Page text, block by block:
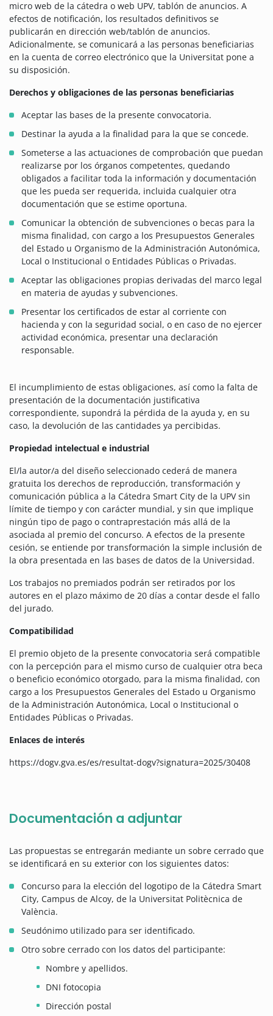
micro web de la cátedra o web UPV, tablón de anuncios. A
efectos de notificación, los resultados definitivos se
publicarán en dirección web/tablón de anuncios.
Adicionalmente, se comunicará a las personas beneficiarias
en la cuenta de correo electrónico que la Universitat pone a
su disposición.
Derechos y obligaciones de las personas beneficiarias
Aceptar las bases de la presente convocatoria.
Destinar la ayuda a la finalidad para la que se concede.
Someterse a las actuaciones de comprobación que puedan
realizarse por los órganos competentes, quedando
obligados a facilitar toda la información y documentación
que les pueda ser requerida, incluida cualquier otra
documentación que se estime oportuna.
Comunicar la obtención de subvenciones o becas para la
misma finalidad, con cargo a los Presupuestos Generales
del Estado u Organismo de la Administración Autonómica,
Local o Institucional o Entidades Públicas o Privadas.
Aceptar las obligaciones propias derivadas del marco legal
en materia de ayudas y subvenciones.
Presentar los certificados de estar al corriente con
hacienda y con la seguridad social, o en caso de no ejercer
actividad económica, presentar una declaración
responsable.
El incumplimiento de estas obligaciones, así como la falta de
presentación de la documentación justificativa
correspondiente, supondrá la pérdida de la ayuda y, en su
caso, la devolución de las cantidades ya percibidas.
Propiedad intelectual e industrial
El/la autor/a del diseño seleccionado cederá de manera
gratuita los derechos de reproducción, transformación y
comunicación pública a la Cátedra Smart City de la UPV sin
límite de tiempo y con carácter mundial, y sin que implique
ningún tipo de pago o contraprestación más allá de la
asociada al premio del concurso. A efectos de la presente
cesión, se entiende por transformación la simple inclusión de
la obra presentada en las bases de datos de la Universidad.
Los trabajos no premiados podrán ser retirados por los
autores en el plazo máximo de 20 días a contar desde el fallo
del jurado.
Compatibilidad
El premio objeto de la presente convocatoria será compatible
con la percepción para el mismo curso de cualquier otra beca
o beneficio económico otorgado, para la misma finalidad, con
cargo a los Presupuestos Generales del Estado u Organismo
de la Administración Autonómica, Local o Institucional o
Entidades Públicas o Privadas.
Enlaces de interés
https://dogv.gva.es/es/resultat-dogv?signatura=2025/30408
Documentación a adjuntar
Las propuestas se entregarán mediante un sobre cerrado que
se identificará en su exterior con los siguientes datos:
Concurso para la elección del logotipo de la Cátedra Smart
City, Campus de Alcoy, de la Universitat Politècnica de
València.
Seudónimo utilizado para ser identificado.
Otro sobre cerrado con los datos del participante:
Nombre y apellidos.
DNI fotocopia
Dirección postal